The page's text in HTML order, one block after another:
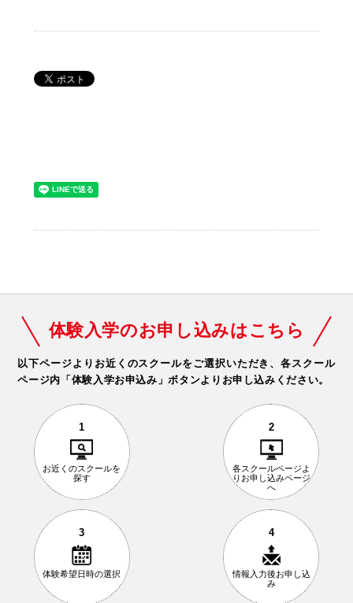
体験入学のお申し込みはこちら
以下ページよりお近くのスクールをご選択いただき、各スクール
ページ内「体験入学お申込み」ボタンよりお申し込みください。
1
お近くのスクールを
探す
2
各スクールページ よ
りお申し込みページ
へ
3
体験希望日時の選択
4
情報入力後お申し込
み